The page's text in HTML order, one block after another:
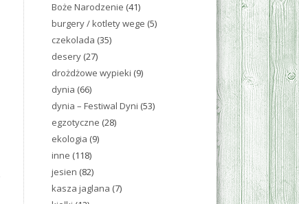
Boże Narodzenie (41)
burgery / kotlety wege (5)
czekolada (35)
desery (27)
drożdżowe wypieki (9)
dynia (66)
dynia – Festiwal Dyni (53)
egzotyczne (28)
ekologia (9)
inne (118)
jesien (82)
kasza jaglana (7)